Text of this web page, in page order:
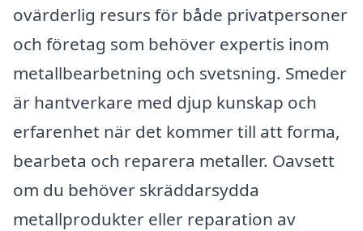
ovärderlig resurs för både privatpersoner
och företag som behöver expertis inom
metallbearbetning och svetsning. Smeder
är hantverkare med djup kunskap och
erfarenhet när det kommer till att forma,
bearbeta och reparera metaller. Oavsett
om du behöver skräddarsydda
metallprodukter eller reparation av